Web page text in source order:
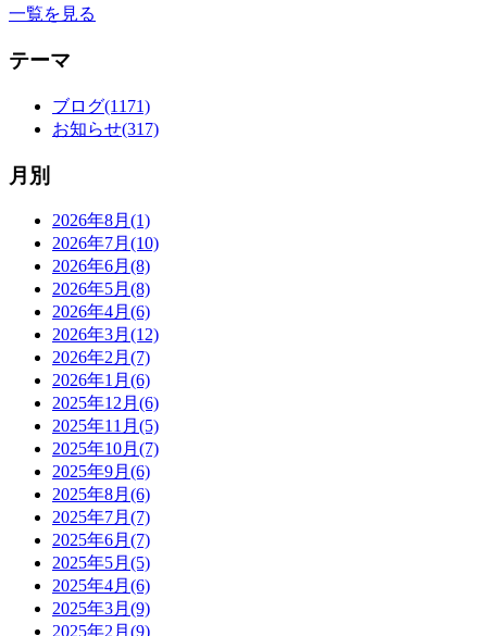
一覧を見る
テーマ
ブログ(1171)
お知らせ(317)
月別
2026年8月(1)
2026年7月(10)
2026年6月(8)
2026年5月(8)
2026年4月(6)
2026年3月(12)
2026年2月(7)
2026年1月(6)
2025年12月(6)
2025年11月(5)
2025年10月(7)
2025年9月(6)
2025年8月(6)
2025年7月(7)
2025年6月(7)
2025年5月(5)
2025年4月(6)
2025年3月(9)
2025年2月(9)